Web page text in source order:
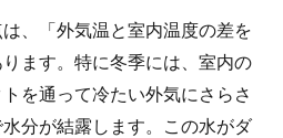
、「外気温と室内温度の差を
ます。特に冬季には、室内の
を通って冷たい外気にさらさ
分が結露します。この水がダ